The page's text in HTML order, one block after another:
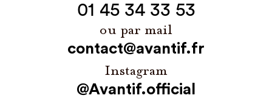
01 45 34 33 53
ou par mail
contact@avantif.fr
Instagram
@Avantif.official